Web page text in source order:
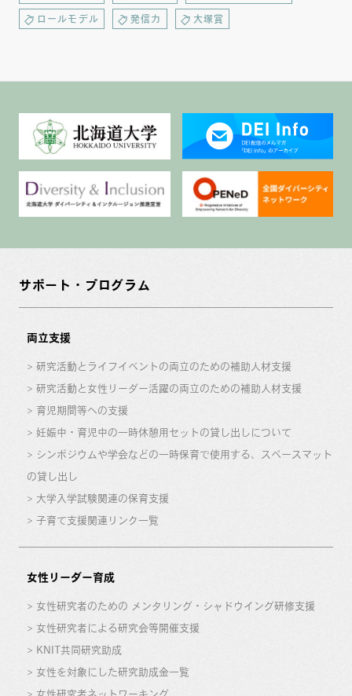
ロールモデル 発信力 大塚賞
サポート・プログラム
両立支援
研究活動とライフイベントの両立のための補助人材支援
研究活動と女性リーダー活躍の両立のための補助人材支援
育児期間等への支援
妊娠中・育児中の一時休憩用セットの貸し出しについて
シンポジウムや学会などの一時保育で使用する、スペースマット
の貸し出し
大学入学試験関連の保育支援
子育て支援関連リンク一覧
女性リーダー育成
女性研究者のための メンタリング・シャドウイング研修支援
女性研究者による研究会等開催支援
KNIT共同研究助成
女性を対象にした研究助成金一覧